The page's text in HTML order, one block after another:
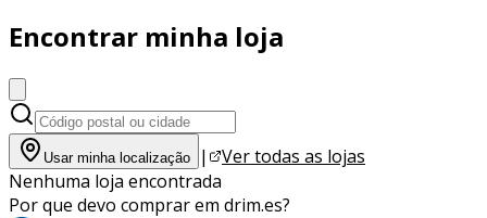
Encontrar minha loja
Usar minha localização |
Ver todas as lojas
Nenhuma loja encontrada
Por que devo comprar em drim.es?